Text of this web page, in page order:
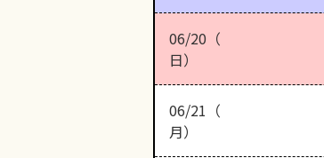
06/20（
日）
06/21（
月）